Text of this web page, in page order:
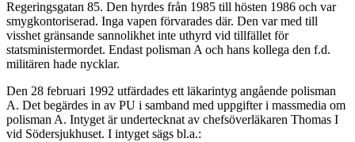
Regeringsgatan 85. Den hyrdes från 1985 till hösten 1986 och var
smygkontoriserad. Inga vapen förvarades där. Den var med till
visshet gränsande sannolikhet inte uthyrd vid tillfället för
statsministermordet. Endast polisman A och hans kollega den f.d.
militären hade nycklar.
Den 28 februari 1992 utfärdades ett läkarintyg angående polisman
A. Det begärdes in av PU i samband med uppgifter i massmedia om
polisman A. Intyget är undertecknat av chefsöverläkaren Thomas I
vid Södersjukhuset. I intyget sägs bl.a.: